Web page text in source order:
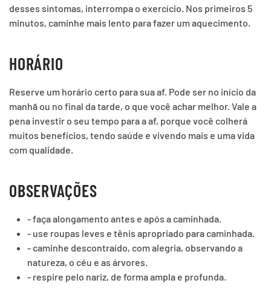
desses sintomas, interrompa o exercício. Nos primeiros 5
minutos, caminhe mais lento para fazer um aquecimento.
HORÁRIO
Reserve um horário certo para sua af. Pode ser no início da
manhã ou no final da tarde, o que você achar melhor. Vale a
pena investir o seu tempo para a af, porque você colherá
muitos benefícios, tendo saúde e vivendo mais e uma vida
com qualidade.
OBSERVAÇÕES
- faça alongamento antes e após a caminhada.
- use roupas leves e tênis apropriado para caminhada.
- caminhe descontraído, com alegria, observando a
natureza, o céu e as árvores.
- respire pelo nariz, de forma ampla e profunda.